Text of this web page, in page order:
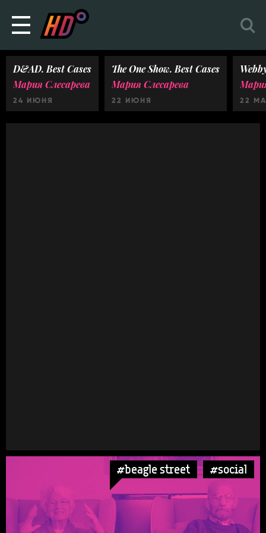
D&AD. Best Cases
Мария Слесарева
24 ИЮНЯ
The One Show. Best Cases
Мария Слесарева
22 ИЮНЯ 22
#beagle street #social